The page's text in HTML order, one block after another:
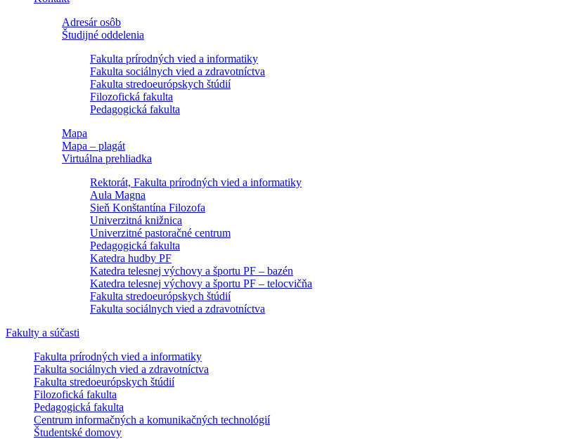
Adresár osôb
Študijné oddelenia
Fakulta prírodných vied a informatiky
Fakulta sociálnych vied a zdravotníctva
Fakulta stredoeurópskych štúdií
Filozofická fakulta
Pedagogická fakulta
Mapa
Mapa – plagát
Virtuálna prehliadka
Rektorát, Fakulta prírodných vied a informatiky
Aula Magna
Sieň Konštantína Filozofa
Univerzitná knižnica
Univerzitné pastoračné centrum
Pedagogická fakulta
Katedra hudby PF
Katedra telesnej výchovy a športu PF – bazén
Katedra telesnej výchovy a športu PF – telocvičňa
Fakulta stredoeurópskych štúdií
Fakulta sociálnych vied a zdravotníctva
Fakulty a súčasti
Fakulta prírodných vied a informatiky
Fakulta sociálnych vied a zdravotníctva
Fakulta stredoeurópskych štúdií
Filozofická fakulta
Pedagogická fakulta
Centrum informačných a komunikačných technológií
Študentské domovy